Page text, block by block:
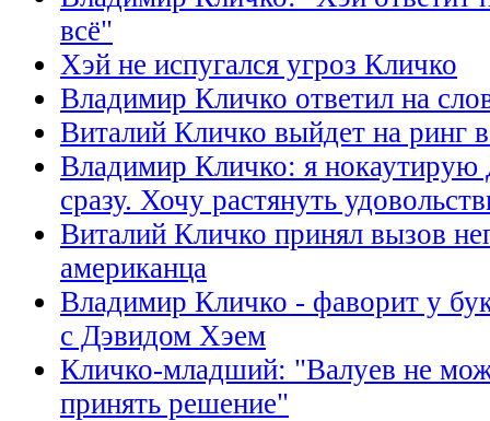
всё"
Хэй не испугался угроз Кличко
Владимир Кличко ответил на
Виталий Кличко выйдет на ринг
Владимир Кличко: я нокаутирую
сразу. Хочу растянуть
Виталий Кличко принял вызов
американца
Владимир Кличко - фаворит у
с Дэвидом Хэем
Кличко-младший: "Валуев не
принять решение"